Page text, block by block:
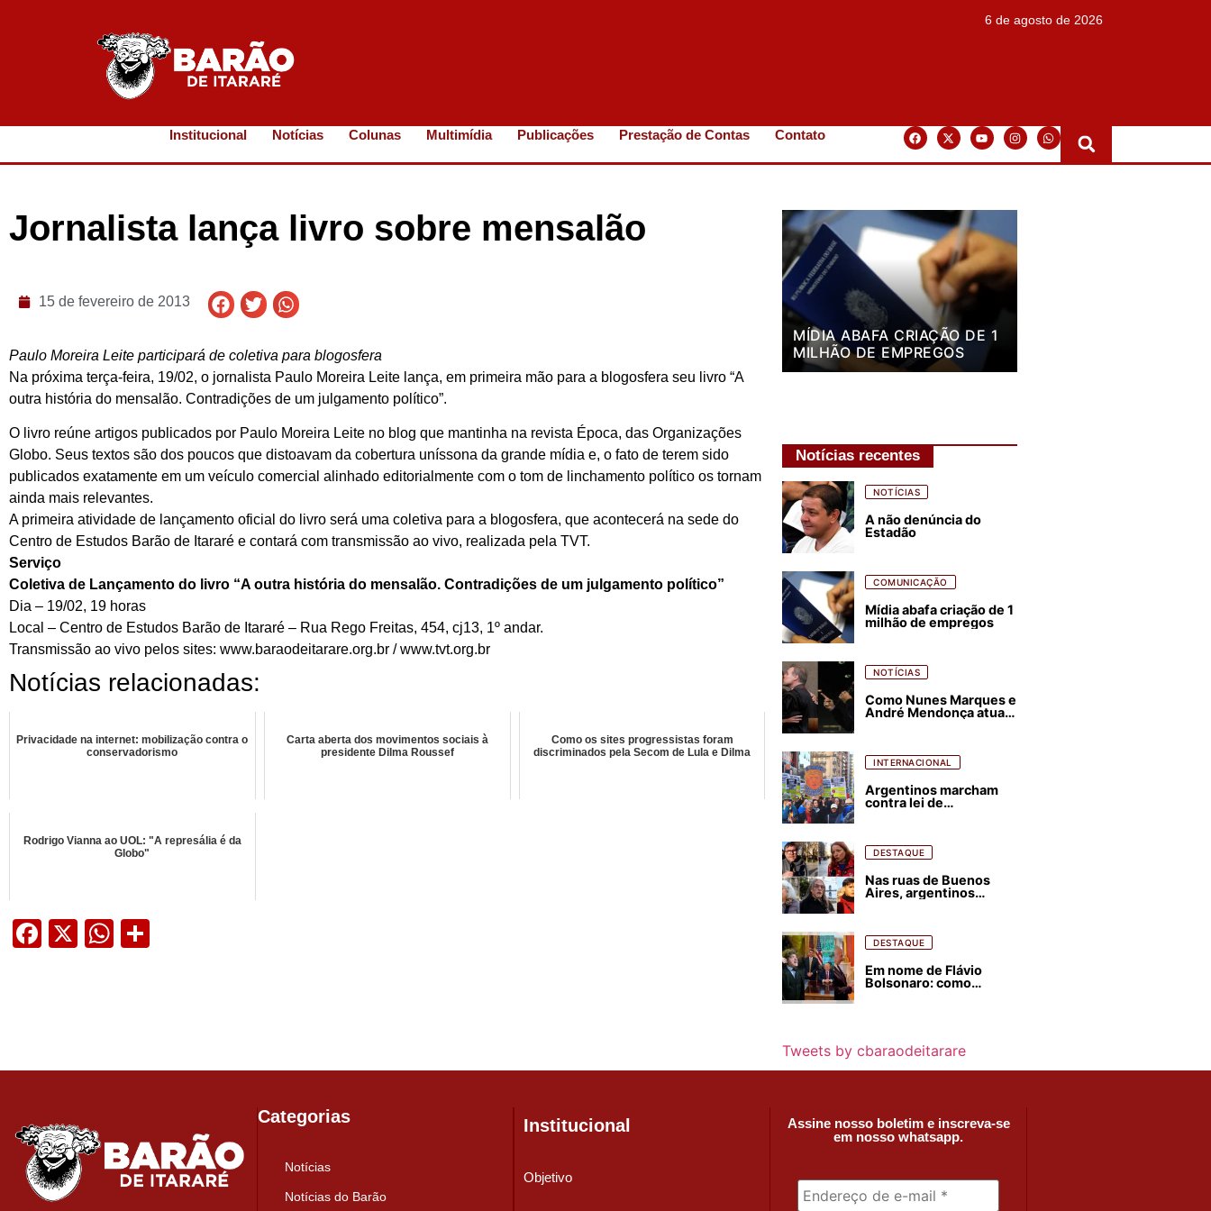
6 de agosto de 2026
Institucional Notícias Colunas Multimídia Publicações Prestação de Contas Contato
Jornalista lança livro sobre mensalão
15 de fevereiro de 2013
Paulo Moreira Leite participará de coletiva para blogosfera
Na próxima terça-feira, 19/02, o jornalista Paulo Moreira Leite lança, em primeira mão para a blogosfera seu livro “A
outra história do mensalão. Contradições de um julgamento político”.
O livro reúne artigos publicados por Paulo Moreira Leite no blog que mantinha na revista Época, das Organizações
Globo. Seus textos são dos poucos que distoavam da cobertura uníssona da grande mídia e, o fato de terem sido
publicados exatamente em um veículo comercial alinhado editorialmente com o tom de linchamento político os tornam
ainda mais relevantes.
A primeira atividade de lançamento oficial do livro será uma coletiva para a blogosfera, que acontecerá na sede do
Centro de Estudos Barão de Itararé e contará com transmissão ao vivo, realizada pela TVT.
Serviço
Coletiva de Lançamento do livro “A outra história do mensalão. Contradições de um julgamento político”
Dia – 19/02, 19 horas
Local – Centro de Estudos Barão de Itararé – Rua Rego Freitas, 454, cj13, 1º andar.
Transmissão ao vivo pelos sites: www.baraodeitarare.org.br / www.tvt.org.br
Notícias relacionadas:
Privacidade na internet: mobilização contra o
conservadorismo
Carta aberta dos movimentos sociais à
presidente Dilma Roussef
Como os sites progressistas foram
discriminados pela Secom de Lula e Dilma
Rodrigo Vianna ao UOL: "A represália é da
Globo"
Facebook
X WhatsApp
MÍDIA ABAFA CRIAÇÃO DE 1
MILHÃO DE EMPREGOS
Notícias recentes
NOTÍCIAS
A não denúncia do
Estadão
COMUNICAÇÃO
Mídia abafa criação de 1
milhão de empregos
NOTÍCIAS
Como Nunes Marques e
André Mendonça atuam
INTERNACIONAL
Argentinos marcham
contra lei de
florestais
DESTAQUE
Nas ruas de Buenos
Aires, argentinos
DESTAQUE
Em nome de Flávio
Bolsonaro: como
Tweets by cbaraodeitarare
Categorias
Notícias
Notícias do Barão
Institucional
Objetivo
Assine nosso boletim e inscreva-se
em nosso whatsapp.